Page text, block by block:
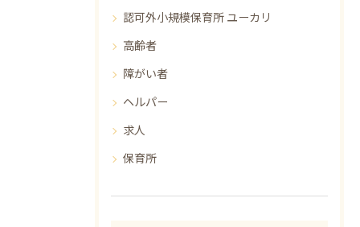
認可外小規模保育所 ユーカリ
高齢者
障がい者
ヘルパー
求人
保育所